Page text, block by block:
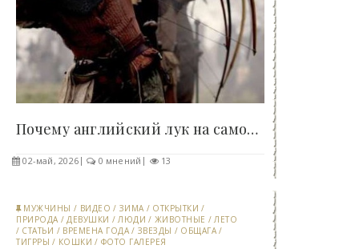
Почему английский лук на самом деле не был..
02-май, 2026 0 мнений 13
МУЖЧИНЫ / ВИДЕО / ЗИМА / ОТКРЫТКИ /
ПРИРОДА /ДЕВУШКИ /ЛЮДИ / ЖИВОТНЫЕ /ЛЕТО
/ СТАТЬИ / ВРЕМЕНА ГОДА / ЗВЕЗДЫ / ОБЩАГА /
ТИГРРЫ / КОШКИ / ФОТО ГАЛЕРЕЯ